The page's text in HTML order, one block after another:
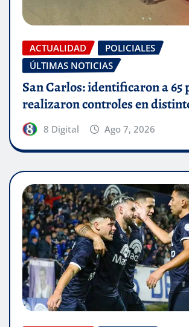
ACTUALIDAD
POLICIALES
ÚLTIMAS NOTICIAS
San Carlos: identificaron a 65
realizaron controles en
8 Digital Ago 7, 2026